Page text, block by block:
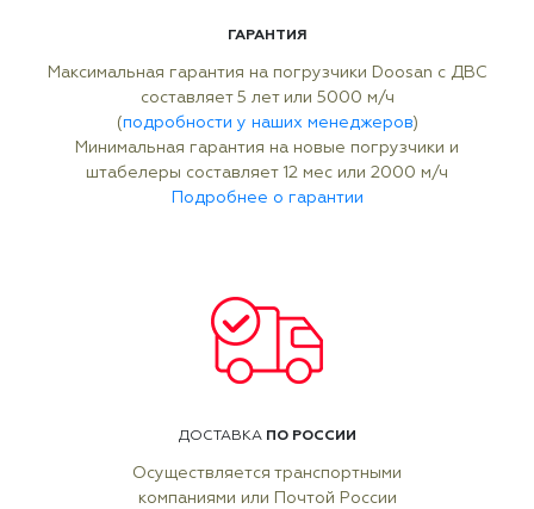
ГАРАНТИЯ
Максимальная гарантия на погрузчики Doosan с ДВС
составляет 5 лет или 5000 м/ч
(подробности у наших менеджеров)
Минимальная гарантия на новые погрузчики и
штабелеры составляет 12 мес или 2000 м/ч
Подробнее о гарантии
ДОСТАВКА ПО РОССИИ
Осуществляется транспортными
компаниями или Почтой России